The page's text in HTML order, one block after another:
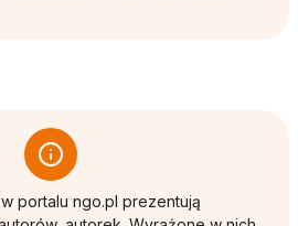
portalu ngo.pl prezentują